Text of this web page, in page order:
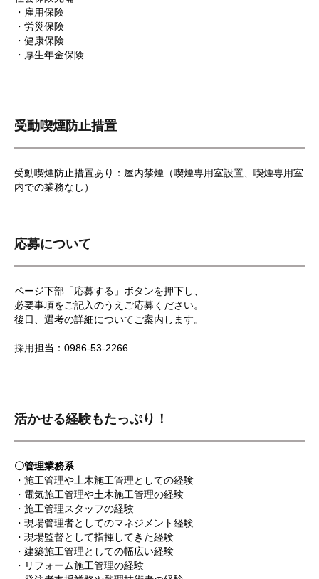
・雇用保険
・労災保険
・健康保険
・厚生年金保険
受動喫煙防止措置
受動喫煙防止措置あり：屋内禁煙（喫煙専用室設置、喫煙専用室
内での業務なし）
応募について
ページ下部「応募する」ボタンを押下し、
必要事項をご記入のうえご応募ください。
後日、選考の詳細についてご案内します。
採用担当：0986-53-2266
活かせる経験もたっぷり！
〇管理業務系
・施工管理や土木施工管理としての経験
・電気施工管理や土木施工管理の経験
・施工管理スタッフの経験
・現場管理者としてのマネジメント経験
・現場監督として指揮してきた経験
・建築施工管理としての幅広い経験
・リフォーム施工管理の経験